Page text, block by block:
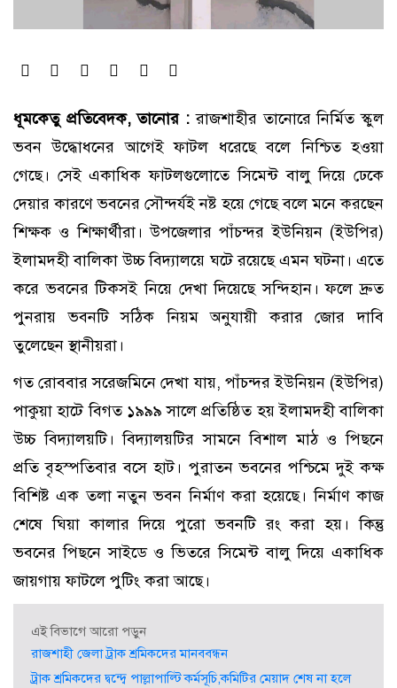
ধূমকেতু প্রতিবেদক, তানোর : রাজশাহীর তানোরে নির্মিত স্কুল
ভবন উদ্ধোধনের আগেই ফাটল ধরেছে বলে নিশ্চিত হওয়া
গেছে। সেই একাধিক ফাটলগুলোতে সিমেন্ট বালু দিয়ে ঢেকে
দেয়ার কারণে ভবনের সৌন্দর্যই নষ্ট হয়ে গেছে বলে মনে করছেন
শিক্ষক ও শিক্ষার্থীরা। উপজেলার পাঁচন্দর ইউনিয়ন (ইউপির)
ইলামদহী বালিকা উচ্চ বিদ্যালয়ে ঘটে রয়েছে এমন ঘটনা। এতে
করে ভবনের টিকসই নিয়ে দেখা দিয়েছে সন্দিহান। ফলে দ্রুত
পুনরায় ভবনটি সঠিক নিয়ম অনুযায়ী করার জোর দাবি
তুলেছেন স্থানীয়রা।
গত রোববার সরেজমিনে দেখা যায়, পাঁচন্দর ইউনিয়ন (ইউপির)
পাকুয়া হাটে বিগত ১৯৯৯ সালে প্রতিষ্ঠিত হয় ইলামদহী বালিকা
উচ্চ বিদ্যালয়টি। বিদ্যালয়টির সামনে বিশাল মাঠ ও পিছনে
প্রতি বৃহস্পতিবার বসে হাট। পুরাতন ভবনের পশ্চিমে দুই কক্ষ
বিশিষ্ট এক তলা নতুন ভবন নির্মাণ করা হয়েছে। নির্মাণ কাজ
শেষে ঘিয়া কালার দিয়ে পুরো ভবনটি রং করা হয়। কিন্তু
ভবনের পিছনে সাইডে ও ভিতরে সিমেন্ট বালু দিয়ে একাধিক
জায়গায় ফাটলে পুটিং করা আছে।
এই বিভাগে আরো পড়ুন
রাজশাহী জেলা ট্রাক শ্রমিকদের মানববন্ধন
ট্রাক শ্রমিকদের দ্বন্দ্বে পাল্লাপাল্টি কর্মসূচি,কমিটির মেয়াদ শেষ না হলে